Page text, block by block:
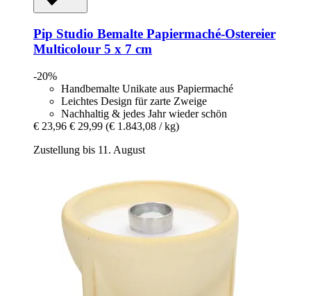
Pip Studio Bemalte Papiermaché-​Ostereier
Multicolour 5 x 7 cm
-20%
Handbemalte Unikate aus Papiermaché
Leichtes Design für zarte Zweige
Nachhaltig & jedes Jahr wieder schön
€ 23,96 € 29,99 (€ 1.843,08 / kg)
Zustellung bis 11. August